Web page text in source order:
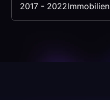
2017 - 2022Immobilien